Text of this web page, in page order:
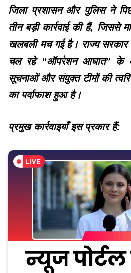
जिला प्रशासन और पुलिस ने
तीन बड़ी कार्रवाई की हैं, जिससे
खलबली मच गई है। राज्य
चल रहे “ऑपरेशन आघात” के
सूचनाओं और संयुक्त टीमों की
का पर्दाफाश हुआ है।
प्रमुख कार्रवाइयाँ इस प्रकार हैं: